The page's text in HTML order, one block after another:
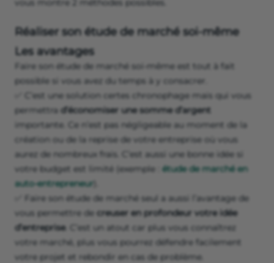
vous montre 2 méthodes possibles.
Réaliser son étude de marché soi-même
Les avantages
Faire son étude de marché soi-même est tout à fait
possible si vous avez du temps à y consacrer.
✅ C’est une solution certes chronophage mais qui vous
permettra d’économiser une somme d’argent
importante. Ce n’est pas négligeable au moment de la
création ou de la reprise de votre entreprise où vous
aurez de nombreux frais. C’est aussi une bonne idée si
votre budget est limité (exemple : étude de marché en
auto-entrepreneur
✅ Faire son étude de marché seul a aussi l’avantage de
vous permettre de creuser en profondeur votre idée
d’entreprise. C’est un atout car plus vous connaîtrez
votre marché, plus vous pourrez défendre facilement
votre projet et rebondir en cas de problème.